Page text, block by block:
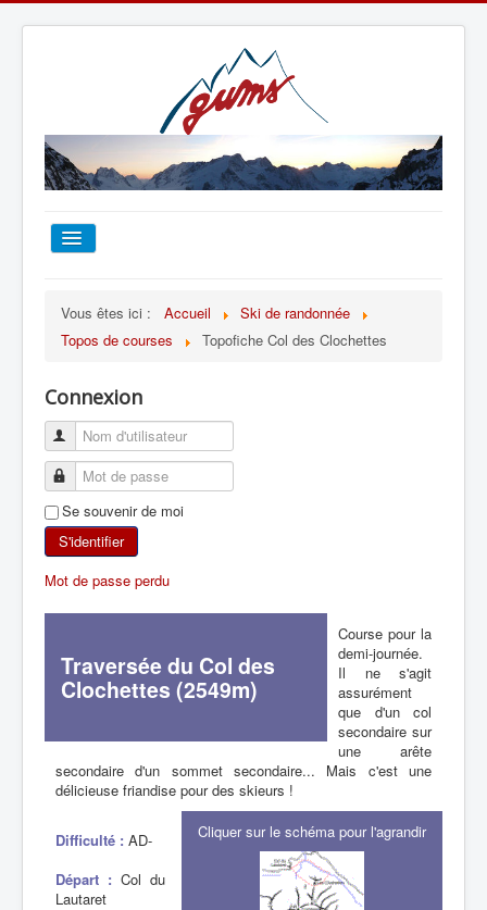
TOUT SUR LE GUMS
ESCALADE
ALPINISME
SKI DE RANDONNÉE
RANDONNÉE SPORTIVE
Vous êtes ici : Accueil
Ski de randonnée
Topos de courses
Topofiche Col des Clochettes
Connexion
Se souvenir de moi
S'identifier
Mot de passe perdu
Traversée du Col des
Clochettes (2549m)
Course pour la
demi-journée.
Il ne s'agit
assurément
que d'un col
secondaire sur
une arête
secondaire d'un sommet secondaire... Mais c'est une
délicieuse friandise pour des skieurs !
Cliquer sur le schéma pour l'agrandir
Difficulté : AD-
Départ : Col du
Lautaret